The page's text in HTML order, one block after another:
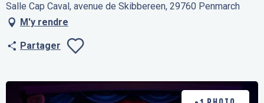
Salle Cap Caval, avenue de Skibbereen, 29760 Penmarch
M'y rendre
Partager